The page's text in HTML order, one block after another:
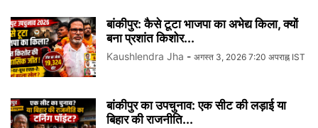
बांकीपुर: कैसे टूटा भाजपा का अभेद्य किला, क्यों
बना प्रशांत किशोर...
Kaushlendra Jha - अगस्त 3, 2026 7:20 अपराह्न IST
बांकीपुर का उपचुनाव: एक सीट की लड़ाई या
बिहार की राजनीति...